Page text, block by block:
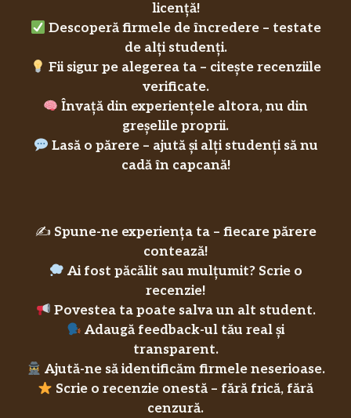
licență!
Descoperă firmele de încredere – testate
de alți studenți.
Fii sigur pe alegerea ta – citește recenziile
verificate.
Învață din experiențele altora, nu din
greșelile proprii.
Lasă o părere – ajută și alți studenți să nu
cadă în capcană!
✍️ Spune-ne experiența ta – fiecare părere
contează!
Ai fost păcălit sau mulțumit? Scrie o
recenzie!
Povestea ta poate salva un alt student.
Adaugă feedback-ul tău real și
transparent.
Ajută-ne să identificăm firmele neserioase.
Scrie o recenzie onestă – fără frică, fără
cenzură.